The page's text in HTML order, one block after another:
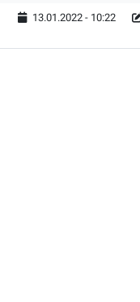
13.01.2022 - 10:22
Tohum